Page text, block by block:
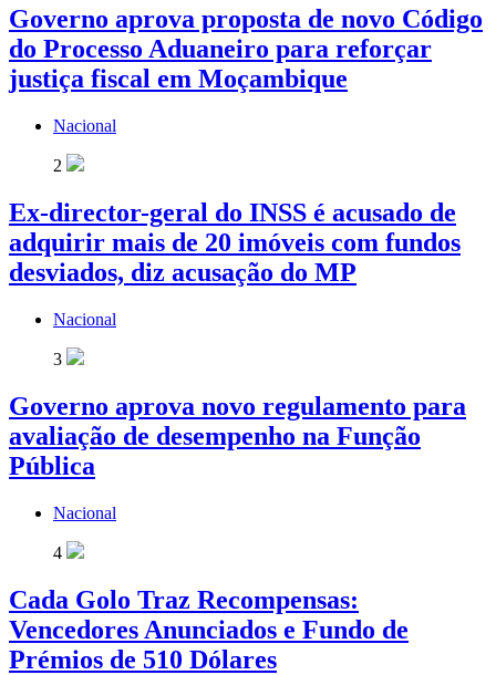
Governo aprova proposta de novo Código
do Processo Aduaneiro para reforçar
justiça fiscal em Moçambique
Nacional
2
Ex-director-geral do INSS é acusado de
adquirir mais de 20 imóveis com fundos
desviados, diz acusação do MP
Nacional
3
Governo aprova novo regulamento para
avaliação de desempenho na Função
Pública
Nacional
4
Cada Golo Traz Recompensas:
Vencedores Anunciados e Fundo de
Prémios de 510 Dólares